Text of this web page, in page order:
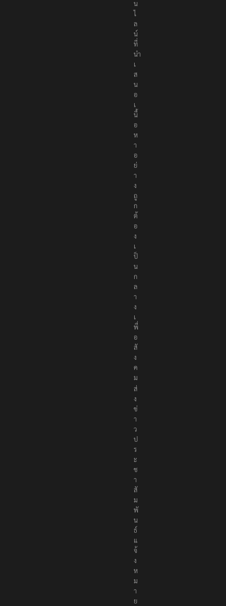
น
ไ
ล
น์
ที่
นำ
เ
ส
น
อ
เ
นื้
อ
ห
า
อ
ย่
า
ง
ถู
ก
ต้
อ
ง
เ
ป็
น
ก
ล
า
ง
เ
พื่
อ
สั
ง
ค
ม
ส่
ง
ข่
า
ว
ป
ร
ะ
ช
า
สั
ม
พั
น
ธ์
แ
จ้
ง
ห
ม
า
ย